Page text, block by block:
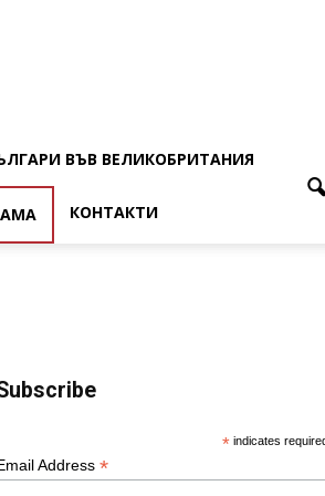
ВЪВ ВЕЛИКОБРИТАНИЯ
КОНТАКТИ
* indicates
Address *